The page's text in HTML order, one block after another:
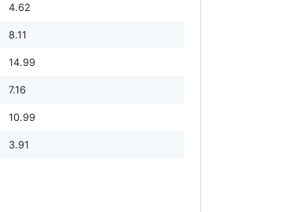
4.62
8.11
14.99
7.16
10.99
3.91